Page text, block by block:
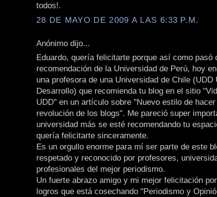
todos!.
28 DE MAYO DE 2009 A LAS 6:33 P.M.
Anónimo dijo...
Eduardo, quería felicitarte porque así como pasó
recomendación de la Universidad de Perú, hoy
una profesora de una Universidad de Chile (UDD
Desarrollo) que recomienda tu blog en el sitio
UDD" en un artículo sobre "Nuevo estilo de
revolución de los blogs". Me pareció super
universidad más se esté recomendando tu
quería felicitarte sinceramente.
Es un orgullo enorme para mí ser parte de este
respetado y reconocido por profesores,
profesionales del mejor periodismo.
Un fuerte abrazo amigo y mi mejor felicitación
logros que está cosechando "Periodismo y